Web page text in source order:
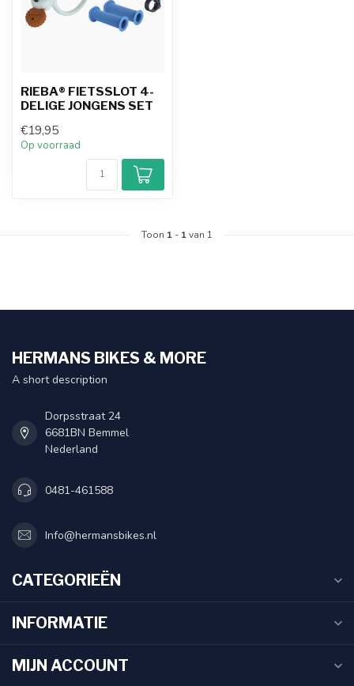
RIEBA® FIETSSLOT 4-
DELIGE JONGENS SET
€19,95
Op voorraad
Toon 1 - 1van 1
HERMANS BIKES & MORE
A short description
Dorpsstraat 24
6681BN Bemmel
Nederland
0481-461588
Info@hermansbikes.nl
CATEGORIEËN
INFORMATIE
MIJN ACCOUNT